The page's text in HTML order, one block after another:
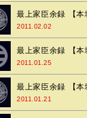
最上家臣余録 【
2011.02.02
最上家臣余録 【
2011.01.25
最上家臣余録 【
2011.01.21